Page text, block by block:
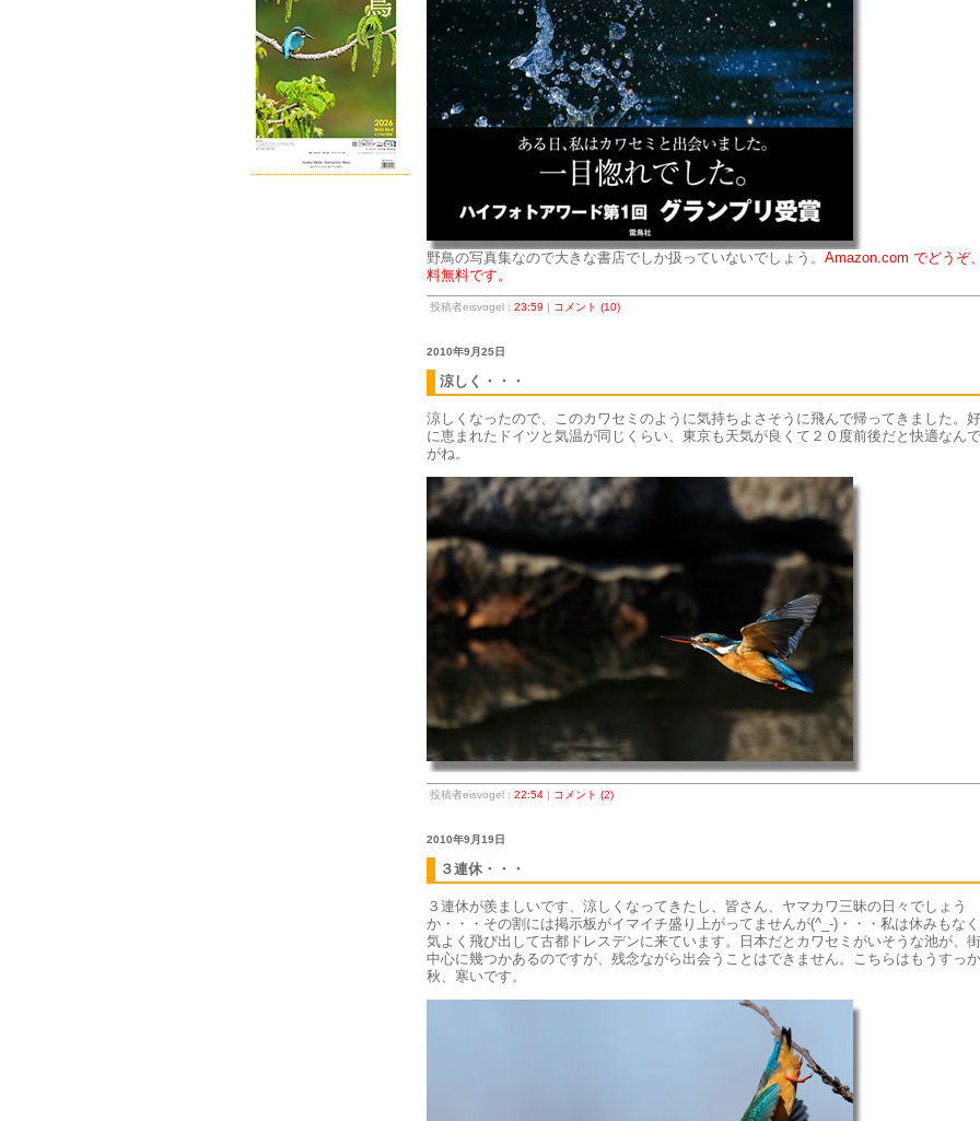
野鳥の写真集なので大きな書店でしか扱っていないでしょう。 Amazon.com でどうぞ
料無料です。
投稿者eisvogel : 23:59 | コメント (10)
2010年9月25日
涼しく・・・
涼しくなったので、このカワセミのように気持ちよさそうに飛んで帰ってきました。
に恵まれたドイツと気温が同じくらい、東京も天気が良くて２０度前後だと快適なん
がね。
投稿者eisvogel : 22:54| コメント (2)
2010年9月19日
３連休・・・
３連休が羨ましいです、涼しくなってきたし、皆さん、ヤマカワ三昧の日々でしょう
か・・・その割には掲示板がイマイチ盛り上がってませんが(^_-)・・・私は休みもな
気よく飛び出して古都ドレスデンに来ています。日本だとカワセミがいそうな池が、
中心に幾つかあるのですが、残念ながら出会うことはできません。こちらはもうすっ
秋、寒いです。